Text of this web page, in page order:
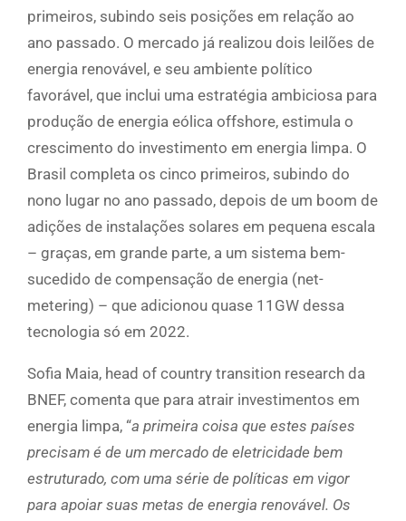
primeiros, subindo seis posições em relação ao
ano passado. O mercado já realizou dois leilões de
energia renovável, e seu ambiente político
favorável, que inclui uma estratégia ambiciosa para
produção de energia eólica offshore, estimula o
crescimento do investimento em energia limpa. O
Brasil completa os cinco primeiros, subindo do
nono lugar no ano passado, depois de um boom de
adições de instalações solares em pequena escala
– graças, em grande parte, a um sistema bem-
sucedido de compensação de energia (net-
metering) – que adicionou quase 11GW dessa
tecnologia só em 2022.
Sofia Maia, head of country transition research da
BNEF, comenta que para atrair investimentos em
energia limpa, “a primeira coisa que estes países
precisam é de um mercado de eletricidade bem
estruturado, com uma série de políticas em vigor
para apoiar suas metas de energia renovável. Os